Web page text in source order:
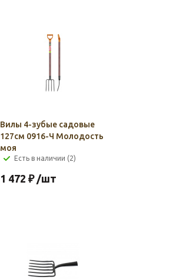
Вилы 4-зубые садовые
127см 0916-Ч Молодость
моя
Есть в наличии (2)
1 472 ₽ /шт